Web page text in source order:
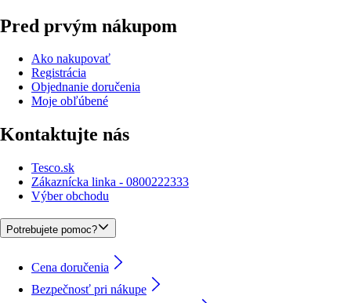
Pred prvým nákupom
Ako nakupovať
Registrácia
Objednanie doručenia
Moje obľúbené
Kontaktujte nás
Tesco.sk
Zákaznícka linka - 0800222333
Výber obchodu
Potrebujete pomoc?
Cena doručenia
Bezpečnosť pri nákupe